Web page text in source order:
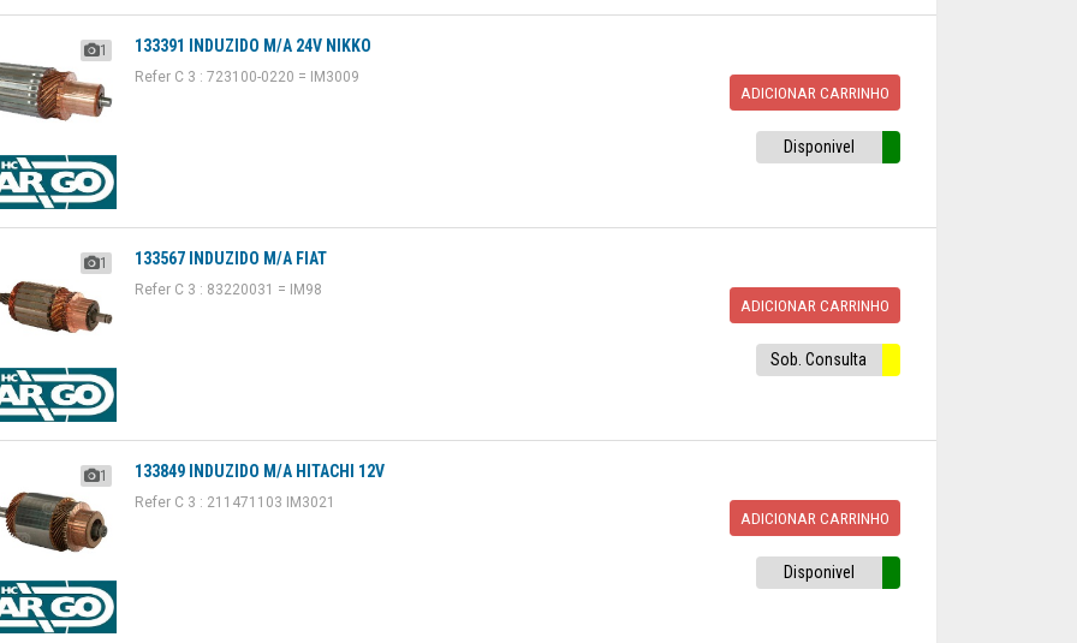
1 133391 INDUZIDO M/A 24V NIKKO
Refer C 3 : 723100-0220 = IM3009
ADICIONAR CARRINHO
Disponivel
1 133567 INDUZIDO M/A FIAT
Refer C 3 : 83220031 = IM98
ADICIONAR CARRINHO
Sob. Consulta
1 133849 INDUZIDO M/A HITACHI 12V
Refer C 3 : 211471103 IM3021
ADICIONAR CARRINHO
Disponivel